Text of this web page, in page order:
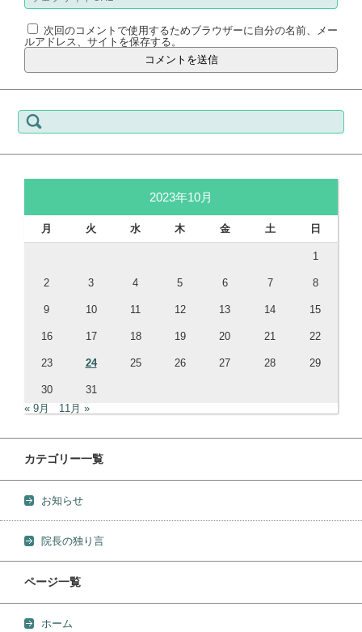
次回のコメントで使用するためブラウザーに自分の名前、メー
ルアドレス、サイトを保存する。
索:
2023年10月
月 火 水 木 金 土 日
1
2 3 4 5 6 7 8
9 10 11 12 13 14 15
16 17 18 19 20 21 22
23 24 25 26 27 28 29
30
31
« 9月
11月 »
カテゴリー一覧
お知らせ
院長の独り言
ページ一覧
ホーム